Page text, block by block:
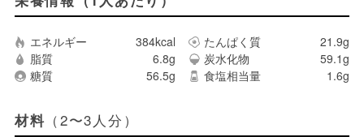
エネルギー 384kcal たんぱく質
21.9g
脂質
6.8g 炭水化物
59.1g
糖質
56.5g 食塩相当量 1.6g
材料 （2〜3人分）